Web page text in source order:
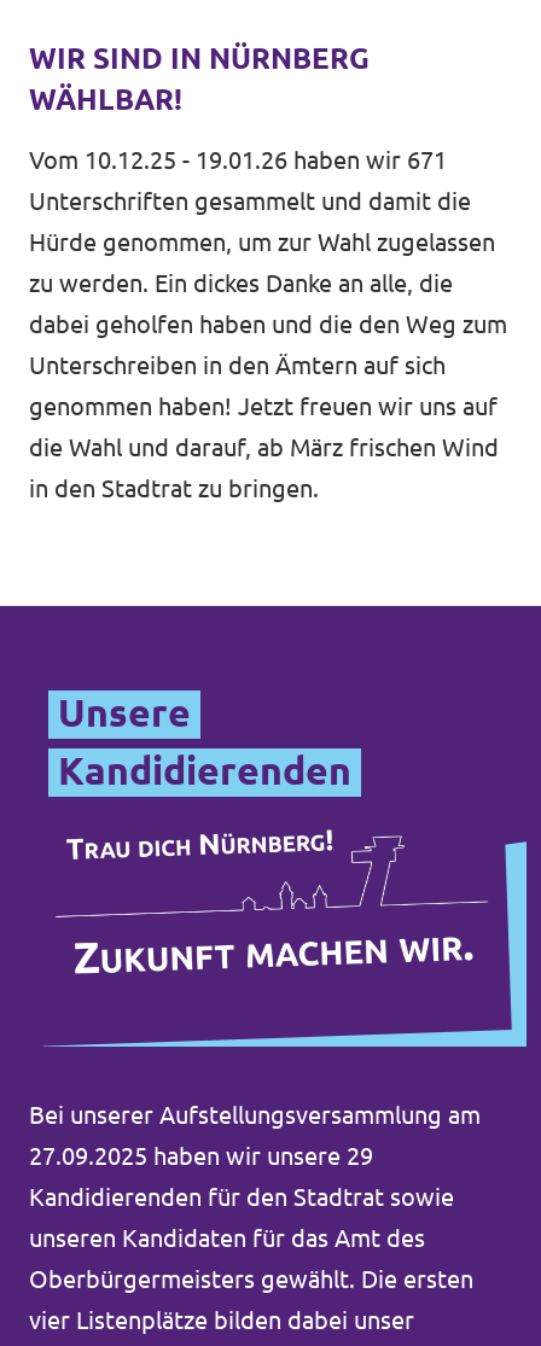
Unsere Events
Mache bei uns mit!
Deine Spende für Volt!
In Bayern vor Ort
WIR SIND IN NÜRNBERG
WÄHLBAR!
Vom 10.12.25 - 19.01.26 haben wir 671
Unterschriften gesammelt und damit die
Hürde genommen, um zur Wahl zugelassen
zu werden. Ein dickes Danke an alle, die
dabei geholfen haben und die den Weg zum
Unterschreiben in den Ämtern auf sich
genommen haben! Jetzt freuen wir uns auf
die Wahl und darauf, ab März frischen Wind
in den Stadtrat zu bringen.
Bei unserer Aufstellungsversammlung am
27.09.2025 haben wir unsere 29
Kandidierenden für den Stadtrat sowie
unseren Kandidaten für das Amt des
Oberbürgermeisters gewählt. Die ersten
vier Listenplätze bilden dabei unser
Unsere
Kandidierenden